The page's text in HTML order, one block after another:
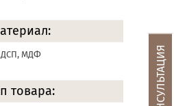
ДСП, МДФ
товара: